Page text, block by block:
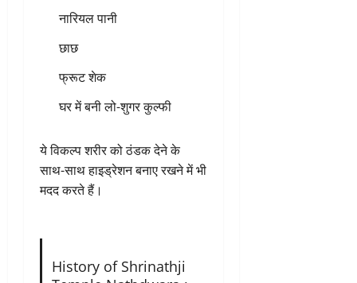
नारियल पानी
छाछ
फ्रूट शेक
घर में बनी लो-शुगर कुल्फी
ये विकल्प शरीर को ठंडक देने के
साथ-साथ हाइड्रेशन बनाए रखने में भी
मदद करते हैं।
History of Shrinathji